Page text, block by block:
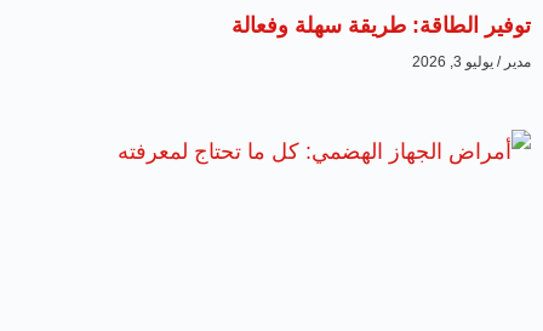
توفير الطاقة: طريقة سهلة وفعالة
مدير يوليو 3, 2026